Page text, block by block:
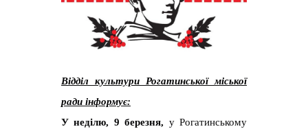
Відділ культури Рогатинської міської
ради інформує:
У неділю, 9 березня, у Рогатинському